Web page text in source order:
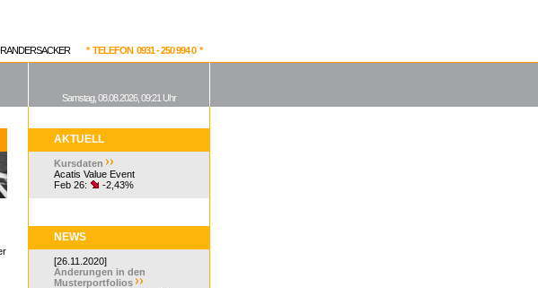
RANDERSACKER * TELEFON 0931 - 250 994 0 *
AKTUELL
Kursdaten
Acatis Value Event
Feb 26:
-2,43%
NEWS
[26.11.2020]
Änderungen in den
Musterportfolios
Samstag, 08.08.2026, 09:21 Uhr